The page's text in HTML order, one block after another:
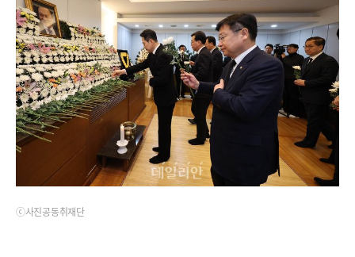
ⓒ사진공동취재단